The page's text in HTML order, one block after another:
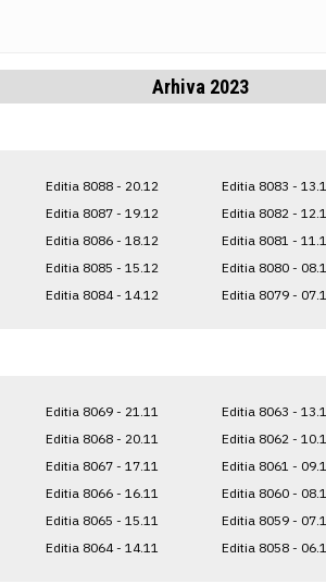
Arhiva 2023
Editia 8088 - 20.12
Editia 8087 - 19.12
Editia 8086 - 18.12
Editia 8085 - 15.12
Editia 8084 - 14.12
Editia 8083 -
Editia 8082 -
Editia 8081 -
Editia 8080 -
Editia 8079 -
Editia 8069 - 21.11
Editia 8068 - 20.11
Editia 8067 - 17.11
Editia 8066 - 16.11
Editia 8065 - 15.11
Editia 8064 - 14.11
Editia 8063 -
Editia 8062 -
Editia 8061 -
Editia 8060 -
Editia 8059 -
Editia 8058 -